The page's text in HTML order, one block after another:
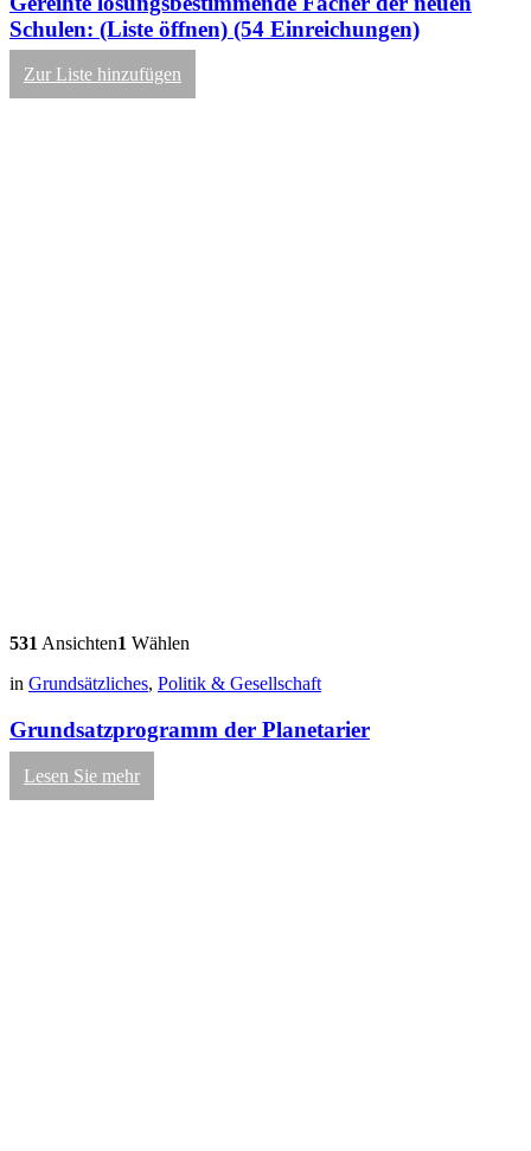
Schulen: (Liste öffnen) (54 Einreichungen)
Zur Liste hinzufügen
531Ansichten1 Wählen
in Grundsätzliches, Politik & Gesellschaft
Grundsatzprogramm der Planetarier
Lesen Sie mehr